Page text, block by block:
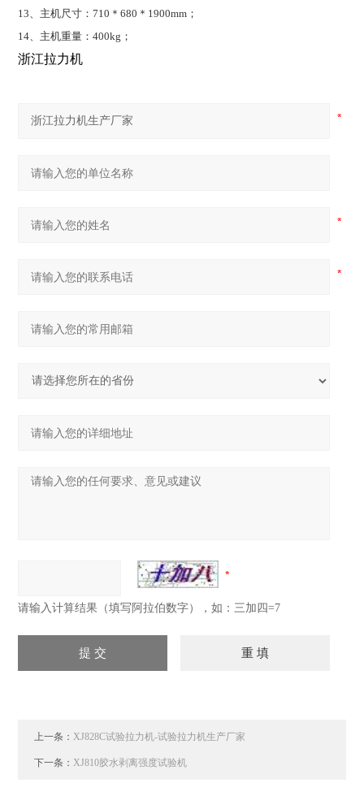
13、主机尺寸：710＊680＊1900mm；
14、主机重量：400kg；
浙江拉力机
请输入计算结果（填写阿拉伯数字），如：三加四=7
上一条：XJ828C试验拉力机-试验拉力机生产厂家
下一条：XJ810胶水剥离强度试验机